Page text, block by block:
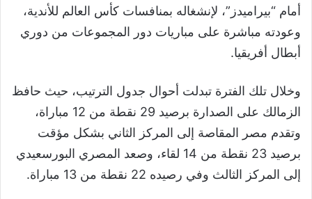
أمام “بيراميدز”، لإنشغاله بمنافسات كأس العالم للأندية،
وعودته مباشرة على مباريات دور المجموعات من دوري
أبطال أفريقيا.
وخلال تلك الفترة تبدلت أحوال جدول الترتيب، حيث حافظ
الزمالك على الصدارة برصيد 29 نقطة من 12 مباراة،
وتقدم مصر المقاصة إلى المركز الثاني بشكل مؤقت
برصيد 23 نقطة من 14 لقاء، وصعد المصري البورسعيدي
إلى المركز الثالث وفي رصيده 22 نقطة من 13 مباراة.